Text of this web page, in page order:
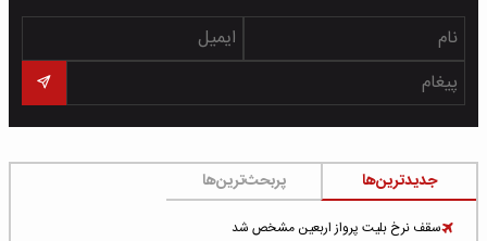
جدیدترین‌ها پربحث‌ترین‌ها
سقف نرخ بلیت پرواز اربعین مشخص شد